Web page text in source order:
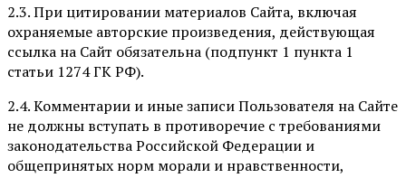
2.3. При цитировании материалов Сайта, включая
охраняемые авторские произведения, действующая
ссылка на Сайт обязательна (подпункт 1 пункта 1
статьи 1274 ГК РФ).
2.4. Комментарии и иные записи Пользователя на Сайте
не должны вступать в противоречие с требованиями
законодательства Российской Федерации и
общепринятых норм морали и нравственности,